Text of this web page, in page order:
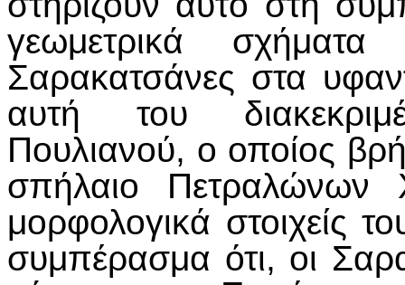
γεωμετρικά
Σαρακατσάνες στα
αυτή του
Πουλιανού, ο οποίος
σπήλαιο Πετραλώνων
μορφολογικά στοιχείς
συμπέρασμα ότι, οι